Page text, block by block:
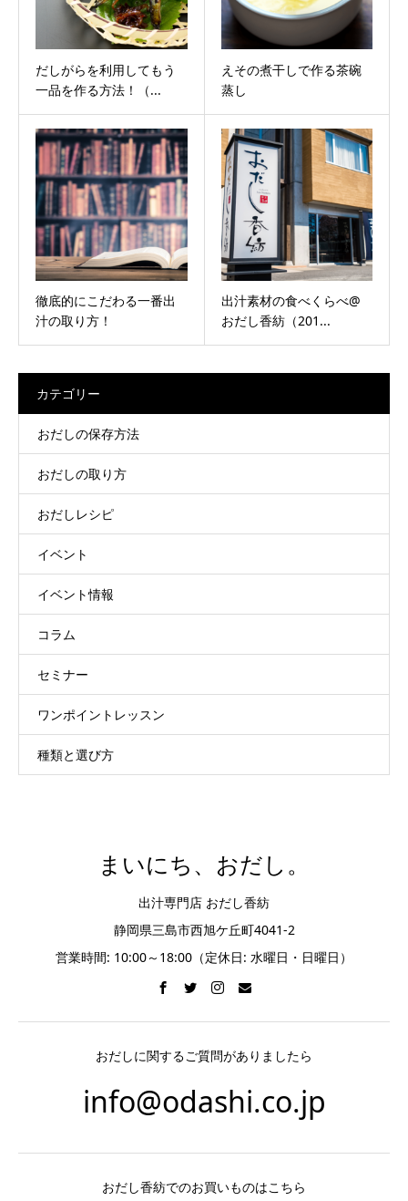
だしがらを利用してもう
一品を作る方法！（...
えその煮干しで作る茶碗
蒸し
徹底的にこだわる一番出
汁の取り方！
出汁素材の食べくらべ@
おだし香紡（201...
カテゴリー
おだしの保存方法
おだしの取り方
おだしレシピ
イベント
イベント情報
コラム
セミナー
ワンポイントレッスン
種類と選び方
まいにち、おだし。
出汁専門店 おだし香紡
静岡県三島市西旭ケ丘町4041-2
営業時間: 10:00～18:00（定休日: 水曜日・日曜日）
おだしに関するご質問がありましたら
info@odashi.co.jp
おだし香紡でのお買いものはこちら